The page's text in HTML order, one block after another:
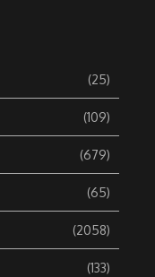
(25)
(109)
(679)
(65)
(2058)
(133)